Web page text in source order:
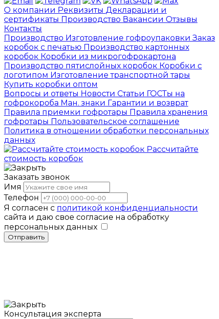
О компании Реквизиты Декларации и
сертификаты Производство Вакансии Отзывы
Контакты
Производство Изготовление гофроупаковкиЗаказ
коробок с печатью Производство картонных
коробок Коробки из микрогофрокартона
Производство пятислойных коробок Коробки с
логотипом Изготовление транспортной тары
Купить коробки оптом
Вопросы и ответы Новости Статьи ГОСТы на
гофрокороба Ман. знаки Гарантии и возврат
Правила приемки гофротары Правила хранения
гофротары Пользовательское соглашение
Политика в отношении обработки персональных
данных
Рассчитайте
стоимость коробок
Заказать звонок
Имя
Телефон
Я согласен с политикой конфиденциальности
сайта и даю свое согласие на обработку
персональных данных
Отправить
Консультация эксперта